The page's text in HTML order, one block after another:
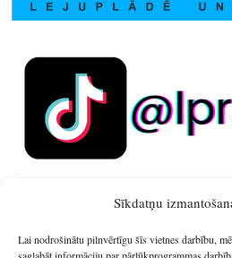
Sīkdatņu
Lai nodrošinātu pilnvērtīgu šīs vietnes darbību,